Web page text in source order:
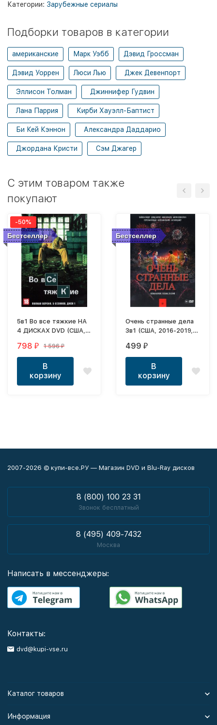
Категории: Зарубежные сериалы
Подборки товаров в категории
американские Марк Уэбб Дэвид Гроссман
Дэвид Уоррен Люси Лью Джек Девенпорт
Эллисон Толман Джиннифер Гудвин
Лана Паррия Кирби Хауэлл-Баптист
Би Кей Кэннон Александра Даддарио
Джордана Кристи Сэм Джагер
C этим товаром также
покупают
Бестселлер
-50%
5в1 Во все тяжкие НА
4 ДИСКАХ DVD (США,
версия, 5 сезонов, 62
серии)
798 ₽ 1 596₽
В
корзину
Бестселлер
Очень странные дела
3в1 (США, 2016-2019,
сезона, 25 серий)
499 ₽
В
корзину
2007-2026 © купи-все.РУ — Магазин DVD и Blu-Ray дисков
8 (800) 100 23 31
Звонок бесплатный
8 (495) 409-7432
Москва
Написать в мессенджеры:
Контакты:
dvd@kupi-vse.ru
Каталог товаров
Информация